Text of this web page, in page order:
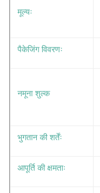
मूल्यः
पैकेजिंग विवरणः
नमूना शुल्क
भुगतान की शर्तेंः
आपूर्ति की क्षमताः